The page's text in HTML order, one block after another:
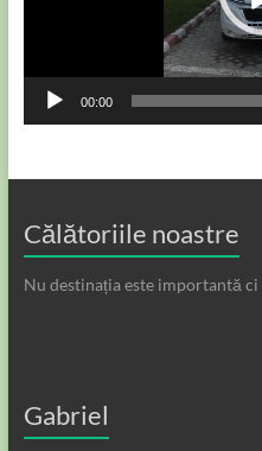
00:00
Călătoriile noastre
Nu destinația este importantă
Gabriel